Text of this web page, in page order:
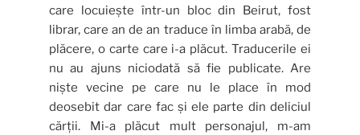
care locuiește într-un bloc din Beirut, fost
librar, care an de an traduce în limba arabă, de
plăcere, o carte care i-a plăcut. Traducerile ei
nu au ajuns niciodată să fie publicate. Are
niște vecine pe care nu le place în mod
deosebit dar care fac și ele parte din deliciul
cărții. Mi-a plăcut mult personajul, m-am